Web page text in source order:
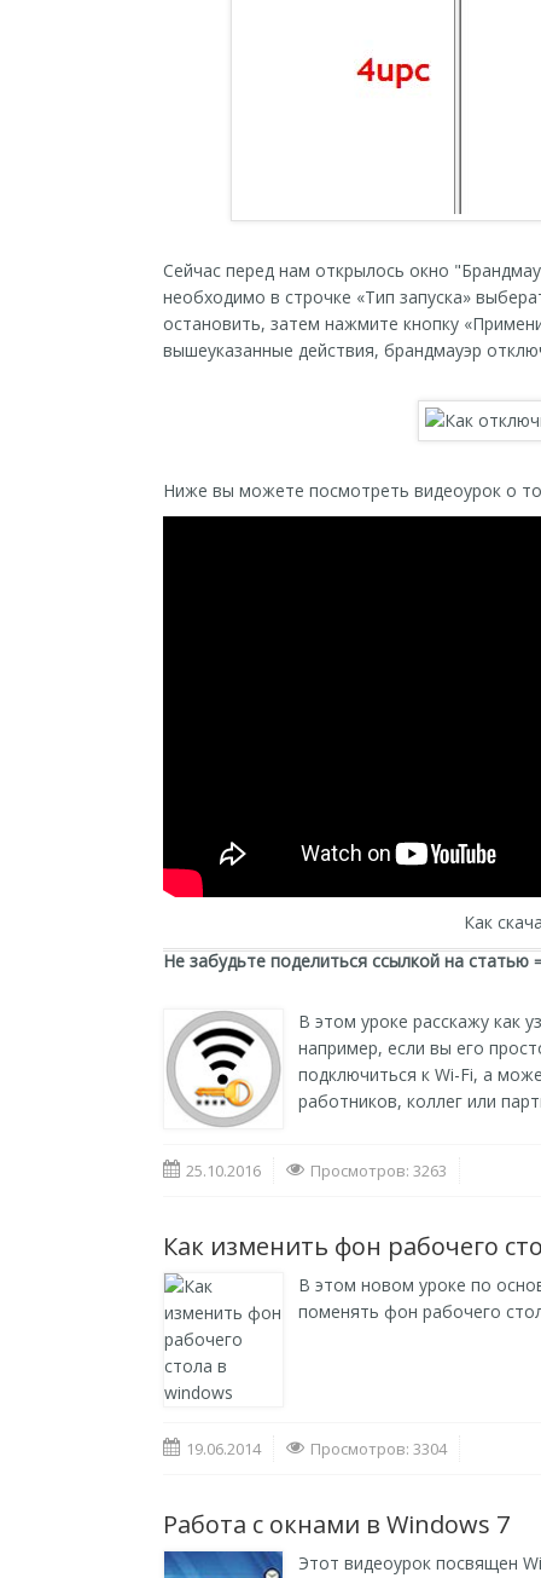
Сейчас перед нам открылось окно
необходимо в строчке «Тип запуска»
остановить, затем нажмите кнопку
вышеуказанные действия, брандмауэр
Ниже вы можете посмотреть видеоурок о
Как
Не забудьте поделиться ссылкой на статью
В этом уроке расскажу как
например, если вы его
подключиться к Wi-Fi, а
работников, коллег или
25.10.2016 Просмотров: 3263
Как изменить фон рабочего
В этом новом уроке по
поменять фон рабочего
19.06.2014 Просмотров: 3304
Работа с окнами в Windows 7
Этот видеоурок посвящен